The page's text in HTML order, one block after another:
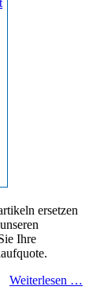
ersetzen
Ihre
Weiterlesen …